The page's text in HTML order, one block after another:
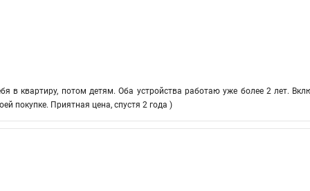
в квартиру, потом детям. Оба устройства работаю уже более 2 лет.
покупке. Приятная цена, спустя 2 года )